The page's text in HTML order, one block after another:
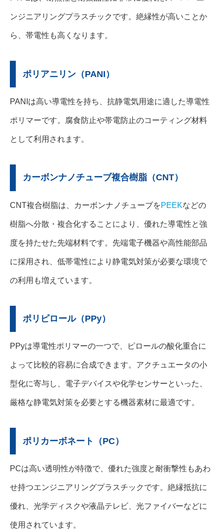
ンジニアリングプラスチックです。絶縁性が高いことか
ら、帯電性も高くなります。
ポリアニリン（PANI）
PANIは高い導電性を持ち、抗静電気用途に適した導電性
ポリマーです。腐食防止や帯電防止のコーティング材料
として利用されます。
カーボンナノチューブ複合樹脂（CNT）
CNT複合樹脂は、カーボンナノチューブをPEEKなどの
樹脂へ分散・複合化することにより、優れた導電性と強
度を持たせた先端材料です。先端電子機器や高性能部品
に採用され、低帯電性により静電気対策が必要な環境で
の利用も増えています。
ポリピロール（PPy）
PPyは導電性ポリマーの一つで、ピロールの酸化重合に
よって比較的容易に合成できます。アクチュエータの小
型化に寄与し、電子デバイスや化学センサーといった、
厳格な静電気対策を必要とする機器素材に最適です。
ポリカーボネート（PC）
PCは高い透明性が特徴で、優れた強度と耐衝撃性もあわ
せ持つエンジニアリングプラスチックです。絶縁抵抗に
優れ、光学ディスクや液晶テレビ、光ファイバーなどに
使用されています。